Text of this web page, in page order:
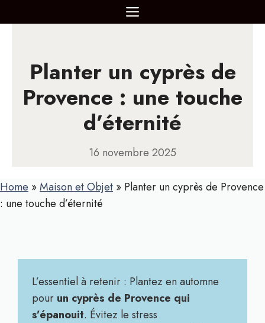
au
MENU
Planter un cyprès de
Provence : une touche
d’éternité
16 novembre 2025
Home »Maison et Objet » Planter un cyprès de Provence
: une touche d’éternité
L’essentiel à retenir : Plantez en automne
pour un cyprès de Provence qui
s’épanouit. Évitez le stress